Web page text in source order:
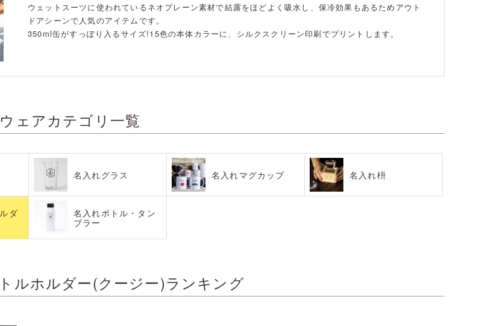
ウェットスーツに使われているネオプレーン素材で結露をほどよく吸水し、保冷効果もあるためアウト
ドアシーンで人気のアイテムです。
350ml缶がすっぽり入るサイズ!15色の本体カラーに、シルクスクリーン印刷でプリントします。
ェアカテゴリ一覧
名入れグラス 名入れマグカップ 名入れ枡
ダ
名入れボトル・タン
ブラー
ルホルダー(クージー)ランキング